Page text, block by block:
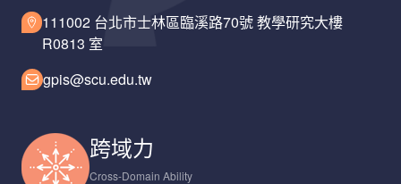
111002 台北市士林區臨溪路70號 教學研究大樓
R0813 室
gpis@scu.edu.tw
跨域力
Cross-Domain Ability